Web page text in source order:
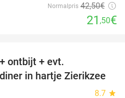
Normalpris 42,50€
21 ,50€
ontbijt + evt.
in hartje Zierikzee
8.7 star